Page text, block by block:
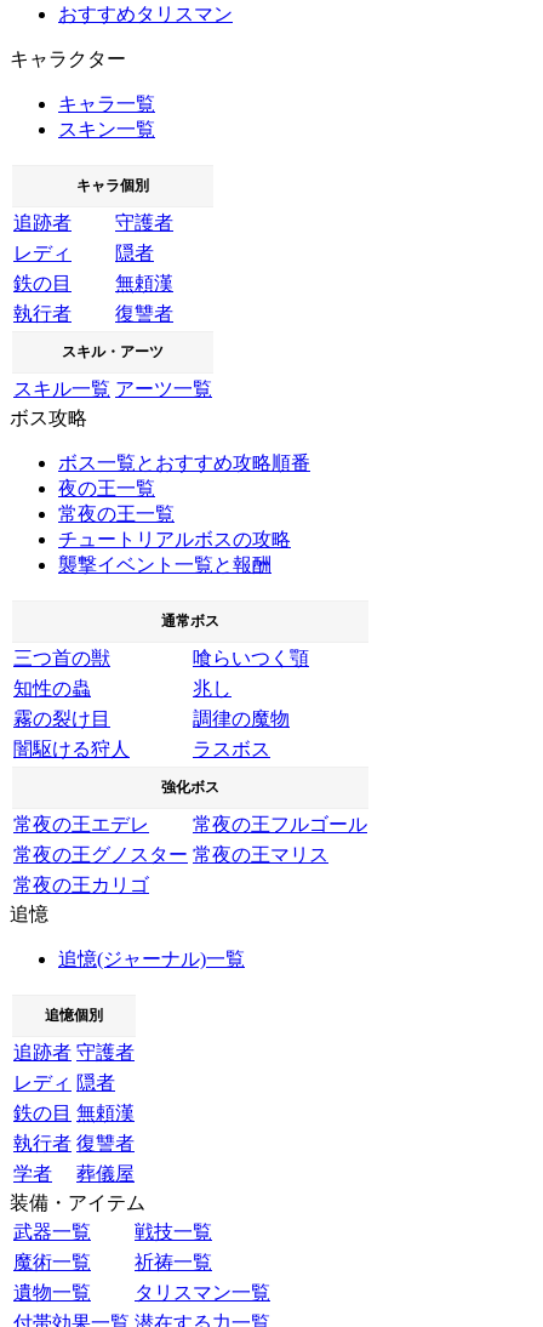
おすすめタリスマン
キャラクター
キャラ一覧
スキン一覧
キャラ個別
追跡者
守護者
レディ
隠者
鉄の目
無頼漢
執行者
復讐者
スキル・アーツ
スキル一覧 アーツ一覧
ボス攻略
ボス一覧とおすすめ攻略順番
夜の王一覧
常夜の王一覧
チュートリアルボスの攻略
襲撃イベント一覧と報酬
通常ボス
三つ首の獣
喰らいつく顎
知性の蟲
兆し
霧の裂け目
調律の魔物
闇駆ける狩人
ラスボス
強化ボス
常夜の王エデレ
常夜の王フルゴール
常夜の王グノスター 常夜の王マリス
常夜の王カリゴ
追憶
追憶(ジャーナル)一覧
追憶個別
追跡者 守護者
レディ 隠者
鉄の目 無頼漢
執行者 復讐者
学者
葬儀屋
装備・アイテム
武器一覧
戦技一覧
魔術一覧
祈祷一覧
遺物一覧
タリスマン一覧
付帯効果一覧 潜在する力一覧